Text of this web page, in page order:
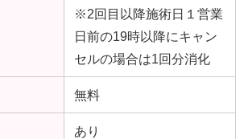
※2回目以降施術日１営業
日前の19時以降にキャン
セルの場合は1回分消化
無料
あり